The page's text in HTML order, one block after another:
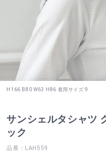
H166 B80 W63 H86 着用サイズ:9
サンシェルタシャツ
ック
品番：LAH559